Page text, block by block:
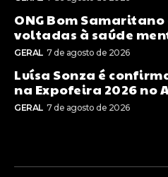
ONG Bom
voltadas à saúde
GERAL 7 de agosto de 2026
Luísa Sonza é
na Expofeira 2026 no
GERAL 7 de agosto de 2026